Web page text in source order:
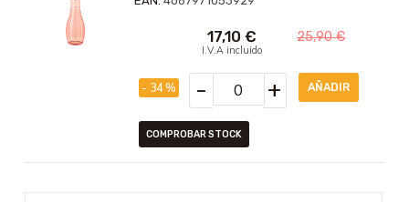
17,10 €
I.V.A incluido
25,90€
- 34 % - +
COMPROBAR STOCK